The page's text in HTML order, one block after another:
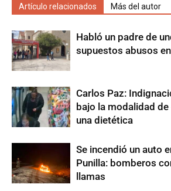
Artículo relacionados Más del autor
Habló un padre de
supuestos abusos
Carlos Paz:
bajo la modalidad de
una dietética
Se incendió un auto
Punilla: bomberos
llamas